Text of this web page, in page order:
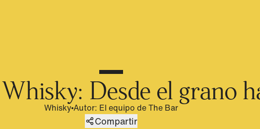
Desde el grano
Whisky Autor: El equipo de The Bar
Compartir